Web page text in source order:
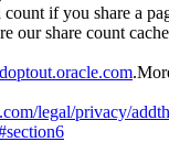
count if you share a
our share count
legal/privacy/